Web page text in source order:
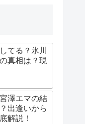
てる？氷川
真相は？現
澤エマの結
出逢いから
解説！